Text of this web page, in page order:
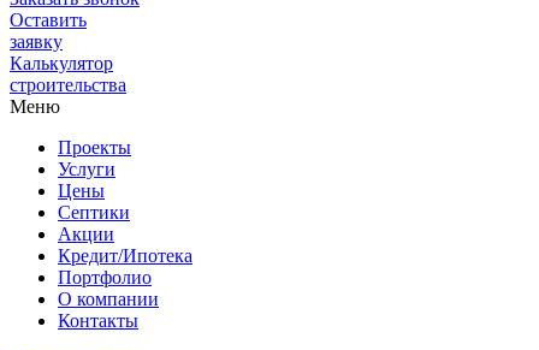
Оставить
заявку
Калькулятор
строительства
Меню
Проекты
Услуги
Цены
Септики
Акции
Кредит/Ипотека
Портфолио
О компании
Контакты